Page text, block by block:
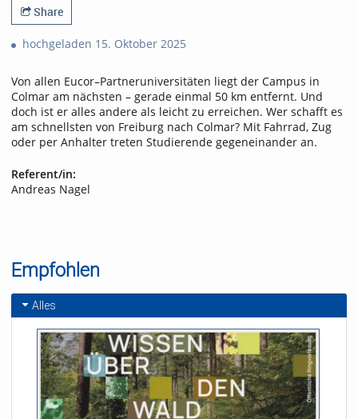
Share
hochgeladen 15. Oktober 2025
Von allen Eucor–Partneruniversitäten liegt der Campus in
Colmar am nächsten – gerade einmal 50 km entfernt. Und
doch ist er alles andere als leicht zu erreichen. Wer schafft es
am schnellsten von Freiburg nach Colmar? Mit Fahrrad, Zug
oder per Anhalter treten Studierende gegeneinander an.
Referent/in:
Andreas Nagel
Empfohlen
Alles